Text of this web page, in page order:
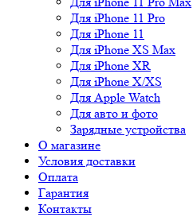
Для iPhone 11 Pro
Для iPhone 11
Для iPhone XS Max
Для iPhone XR
Для iPhone X/XS
Для Apple Watch
Для авто и фото
Зарядные устройства
О магазине
Условия доставки
Оплата
Гарантия
Контакты